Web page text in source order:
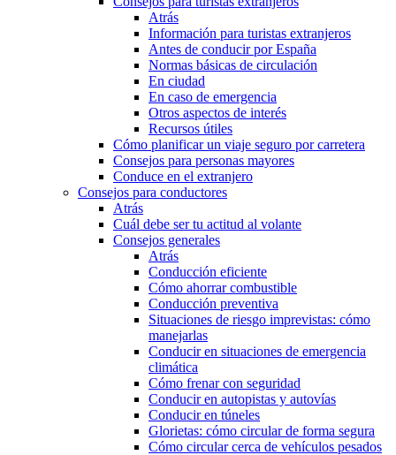
Atrás
Información para turistas extranjeros
Antes de conducir por España
Normas básicas de circulación
En ciudad
En caso de emergencia
Otros aspectos de interés
Recursos útiles
Cómo planificar un viaje seguro por carretera
Consejos para personas mayores
Conduce en el extranjero
Consejos para conductores
Atrás
Cuál debe ser tu actitud al volante
Consejos generales
Atrás
Conducción eficiente
Cómo ahorrar combustible
Conducción preventiva
Situaciones de riesgo imprevistas: cómo
manejarlas
Conducir en situaciones de emergencia
climática
Cómo frenar con seguridad
Conducir en autopistas y autovías
Conducir en túneles
Glorietas: cómo circular de forma segura
Cómo circular cerca de vehículos pesados